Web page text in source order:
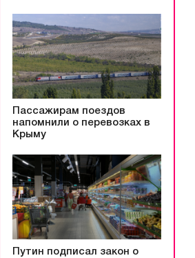
Пассажирам поездов
напомнили о перевозках в
Крыму
Путин подписал закон о